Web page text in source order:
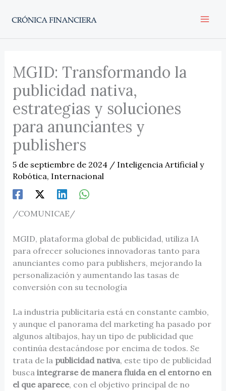
MGID: Transformando la
publicidad nativa,
estrategias y soluciones
para anunciantes y
publishers
5 de septiembre de 2024 / Inteligencia Artificial y
Robótica, Internacional
/COMUNICAE/
MGID, plataforma global de publicidad, utiliza IA
para ofrecer soluciones innovadoras tanto para
anunciantes como para publishers, mejorando la
personalización y aumentando las tasas de
conversión con su tecnología
La industria publicitaria está en constante cambio,
y aunque el panorama del marketing ha pasado por
algunos altibajos, hay un tipo de publicidad que
continúa destacándose por encima de todos. Se
trata de la publicidad nativa, este tipo de publicidad
buscaintegrarse de manera fluida en el entorno en
el que aparece, con el objetivo principal de no